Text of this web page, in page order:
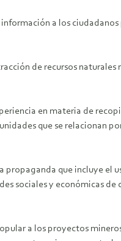
a los ciudadanos
de recursos naturales
en materia de
que se relacionan
propaganda que incluye el
sociales y económicas de
a los proyectos